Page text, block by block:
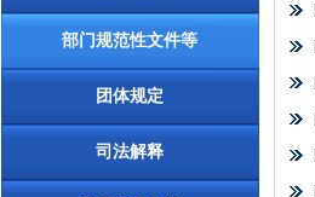
部门规范性文件等
团体规定
司法解释